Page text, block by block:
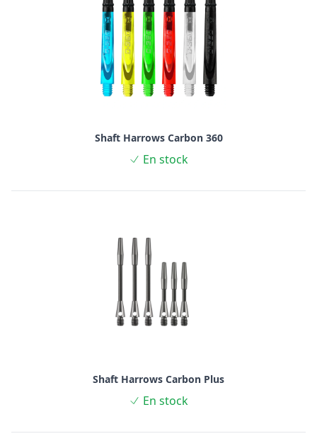
Shaft Harrows Carbon 360
En stock
Shaft Harrows Carbon Plus
En stock